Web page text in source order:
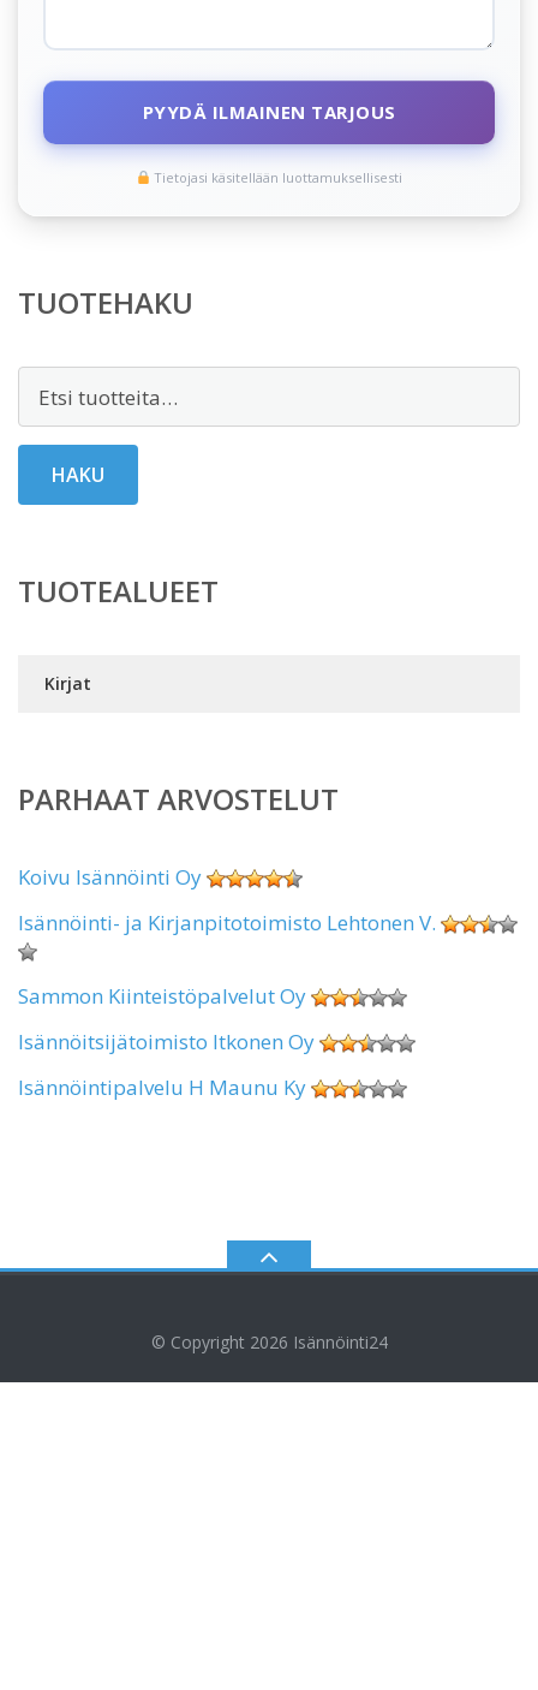
PYYDÄ ILMAINEN TARJOUS
Tietojasi käsitellään luottamuksellisesti
TUOTEHAKU
HAKU
TUOTEALUEET
Kirjat
PARHAAT ARVOSTELUT
Koivu Isännöinti Oy
Isännöinti- ja Kirjanpitotoimisto Lehtonen V.
Sammon Kiinteistöpalvelut Oy
Isännöitsijätoimisto Itkonen Oy
Isännöintipalvelu H Maunu Ky
© Copyright 2026 Isännöinti24